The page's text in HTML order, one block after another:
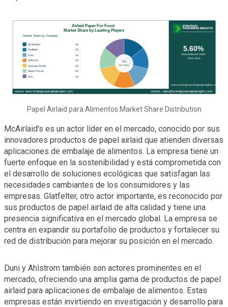
Papel Airlaid para Alimentos Market Share Distribution
McAirlaid's es un actor líder en el mercado, conocido por sus
innovadores productos de papel airlaid que atienden diversas
aplicaciones de embalaje de alimentos. La empresa tiene un
fuerte enfoque en la sostenibilidad y está comprometida con
el desarrollo de soluciones ecológicas que satisfagan las
necesidades cambiantes de los consumidores y las
empresas. Glatfelter, otro actor importante, es reconocido por
sus productos de papel airlaid de alta calidad y tiene una
presencia significativa en el mercado global. La empresa se
centra en expandir su portafolio de productos y fortalecer su
red de distribución para mejorar su posición en el mercado.
Duni y Ahlstrom también son actores prominentes en el
mercado, ofreciendo una amplia gama de productos de papel
airlaid para aplicaciones de embalaje de alimentos. Estas
empresas están invirtiendo en investigación y desarrollo para